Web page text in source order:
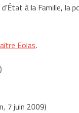
à la Famille, la
Eolas.
7 juin 2009)